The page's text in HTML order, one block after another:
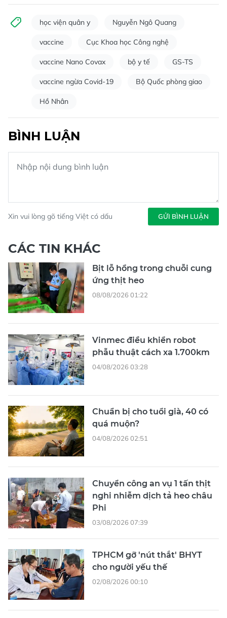
học viện quân y Nguyễn Ngô Quang
vaccine Cục Khoa học Công nghệ
vaccine Nano Covax bộ y tế GS-TS
vaccine ngừa Covid-19 Bộ Quốc phòng giao
Hồ Nhân
BÌNH LUẬN
Xin vui lòng gõ tiếng Việt có dấu GỬI BÌNH LUẬN
CÁC TIN KHÁC
Bịt lỗ hổng trong chuỗi cung
ứng thịt heo
08/08/2026 01:22
Vinmec điều khiển robot
phẫu thuật cách xa 1.700km
04/08/2026 03:28
Chuẩn bị cho tuổi già, 40 có
quá muộn?
04/08/2026 02:51
Chuyển công an vụ 1 tấn thịt
nghi nhiễm dịch tả heo châu
Phi
03/08/2026 07:39
TPHCM gỡ 'nút thắt' BHYT
cho người yếu thế
02/08/2026 00:10